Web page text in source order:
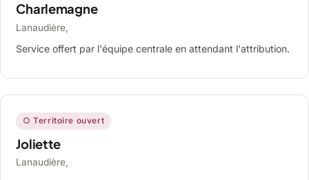
Charlemagne
Lanaudière,
Service offert par l'équipe centrale en attendant l'attribution.
○ Territoire ouvert
Joliette
Lanaudière,